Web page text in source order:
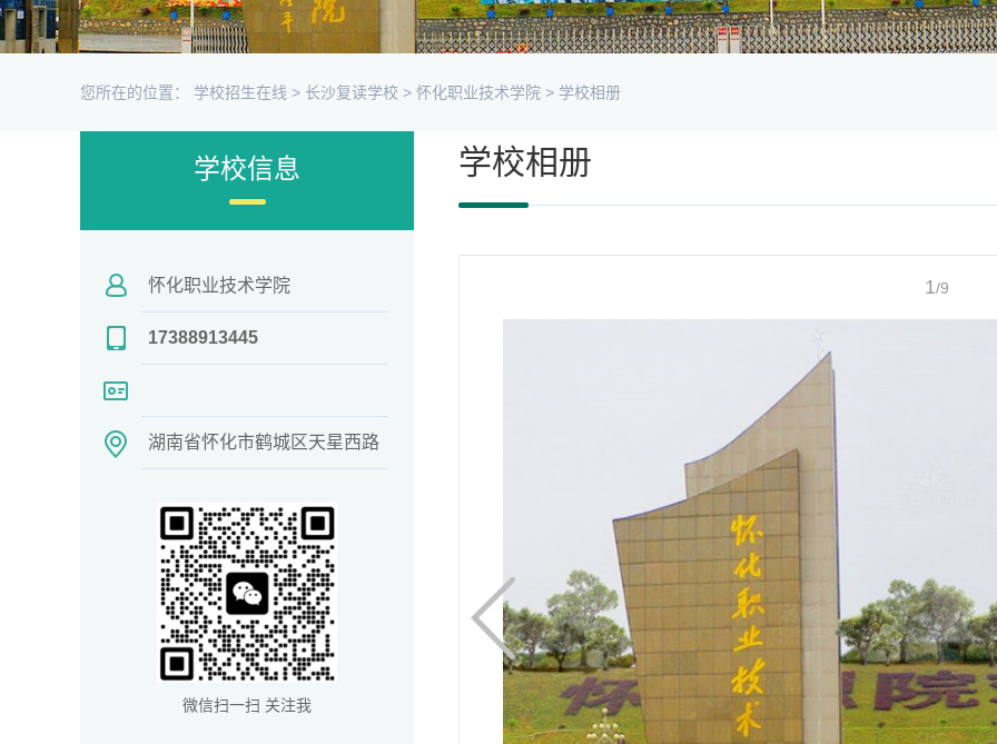
您所在的位置： 学校招生在线 > 长沙复读学校 > 怀化职业技术学院 > 学校相册
学校信息
怀化职业技术学院
17388913445
湖南省怀化市鹤城区天星西路
微信扫一扫 关注我
学校相册
1/9